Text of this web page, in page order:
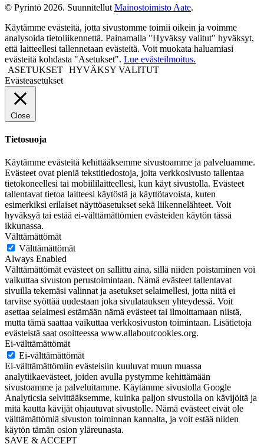
© Pyrintö 2026. Suunnitellut Mainostoimisto Aate.
Käytämme evästeitä, jotta sivustomme toimii oikein ja voimme
analysoida tietoliikennettä. Painamalla "Hyväksy valitut" hyväksyt,
että laitteellesi tallennetaan evästeitä. Voit muokata haluamiasi
evästeitä kohdasta "Asetukset". Lue evästeilmoitus.
ASETUKSET HYVÄKSY VALITUT
Evästeasetukset
Close
Tietosuoja
Käytämme evästeitä kehittääksemme sivustoamme ja palveluamme.
Evästeet ovat pieniä tekstitiedostoja, joita verkkosivusto tallentaa
tietokoneellesi tai mobiililaitteellesi, kun käyt sivustolla. Evästeet
tallentavat tietoa laitteesi käytöstä ja käyttötavoista, kuten
esimerkiksi erilaiset näyttöasetukset sekä liikennelähteet. Voit
hyväksyä tai estää ei-välttämättömien evästeiden käytön tässä
ikkunassa.
Välttämättömät
Välttämättömät
Always Enabled
Välttämättömät evästeet on sallittu aina, sillä niiden poistaminen voi
vaikuttaa sivuston perustoimintaan. Nämä evästeet tallentavat
sivuilla tekemäsi valinnat ja asetukset selaimellesi, jotta niitä ei
tarvitse syöttää uudestaan joka sivulatauksen yhteydessä. Voit
asettaa selaimesi estämään nämä evästeet tai ilmoittamaan niistä,
mutta tämä saattaa vaikuttaa verkkosivuston toimintaan. Lisätietoja
evästeistä saat osoitteessa www.allaboutcookies.org.
Ei-välttämättömät
Ei-välttämättömät
Ei-välttämättömiin evästeisiin kuuluvat muun muassa
analytiikaevästeet, joiden avulla pystymme kehittämään
sivustoamme ja palveluitamme. Käytämme sivustolla Google
Analyticsia selvittääksemme, kuinka paljon sivustolla on kävijöitä ja
mitä kautta kävijät ohjautuvat sivustolle. Nämä evästeet eivät ole
välttämättömiä sivuston toiminnan kannalta, ja voit estää niiden
käytön tämän osion yläreunasta.
SAVE & ACCEPT